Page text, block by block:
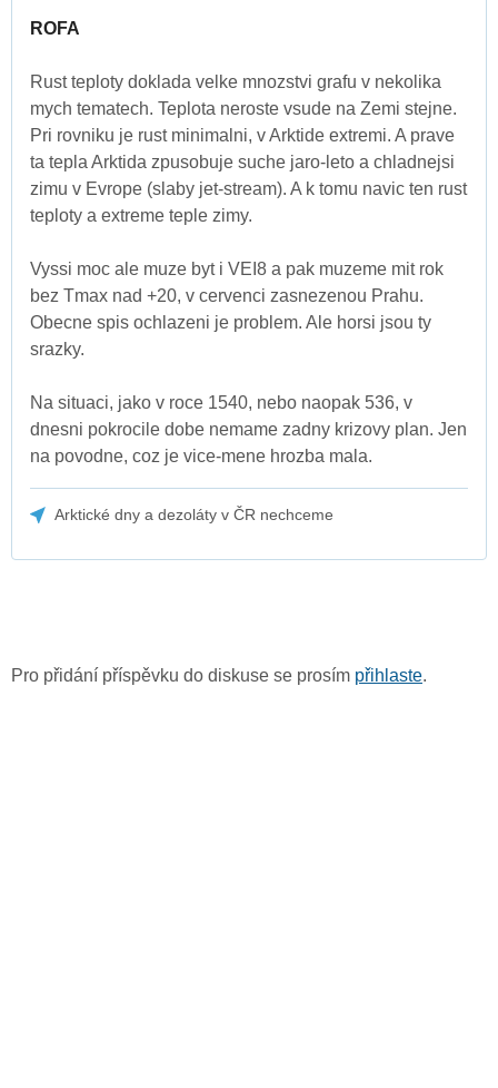
ROFA
Rust teploty doklada velke mnozstvi grafu v nekolika
mych tematech. Teplota neroste vsude na Zemi stejne.
Pri rovniku je rust minimalni, v Arktide extremi. A prave
ta tepla Arktida zpusobuje suche jaro-leto a chladnejsi
zimu v Evrope (slaby jet-stream). A k tomu navic ten rust
teploty a extreme teple zimy.
Vyssi moc ale muze byt i VEI8 a pak muzeme mit rok
bez Tmax nad +20, v cervenci zasnezenou Prahu.
Obecne spis ochlazeni je problem. Ale horsi jsou ty
srazky.
Na situaci, jako v roce 1540, nebo naopak 536, v
dnesni pokrocile dobe nemame zadny krizovy plan. Jen
na povodne, coz je vice-mene hrozba mala.
Arktické dny a dezoláty v ČR nechceme
Pro přidání příspěvku do diskuse se prosím přihlaste.